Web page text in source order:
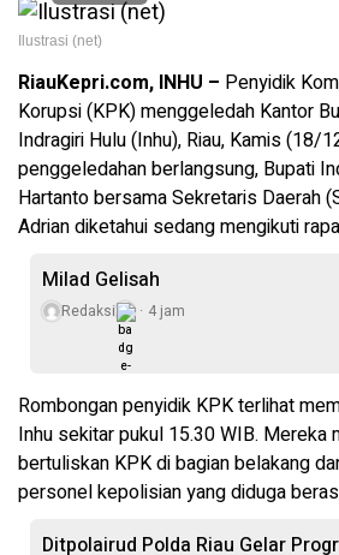
Ilustrasi (net)
RiauKepri.com, INHU – Penyidik
Korupsi (KPK) menggeledah Kantor
Indragiri Hulu (Inhu), Riau, Kamis (18/
penggeledahan berlangsung, Bupati
Hartanto bersama Sekretaris Daerah
Adrian diketahui sedang mengikuti
Milad Gelisah
Redaksi 4 jam
Rombongan penyidik KPK terlihat
Inhu sekitar pukul 15.30 WIB. Mereka
bertuliskan KPK di bagian belakang
personel kepolisian yang diduga
Ditpolairud Polda Riau Gelar